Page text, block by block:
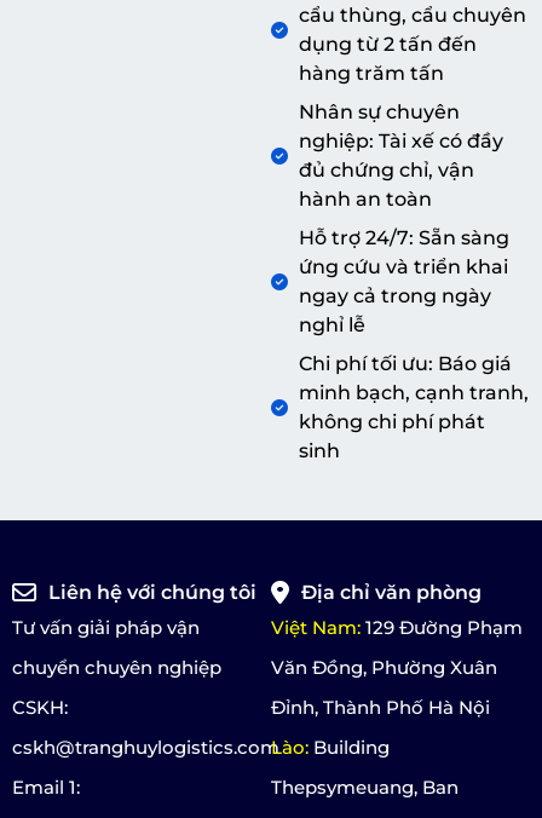
cẩu thùng, cẩu chuyên
dụng từ 2 tấn đến
hàng trăm tấn
Nhân sự chuyên
nghiệp: Tài xế có đầy
đủ chứng chỉ, vận
hành an toàn
Hỗ trợ 24/7: Sẵn sàng
ứng cứu và triển khai
ngay cả trong ngày
nghỉ lễ
Chi phí tối ưu: Báo giá
minh bạch, cạnh tranh,
không chi phí phát
sinh
Liên hệ với chúng tôi
Tư vấn giải pháp vận
chuyển chuyên nghiệp
CSKH:
cskh@tranghuylogistics.com
Email 1:
Địa chỉ văn phòng
Việt Nam: 129 Đường Phạm
Văn Đồng, Phường Xuân
Đỉnh, Thành Phố Hà Nội
Lào: Building
Thepsymeuang, Ban